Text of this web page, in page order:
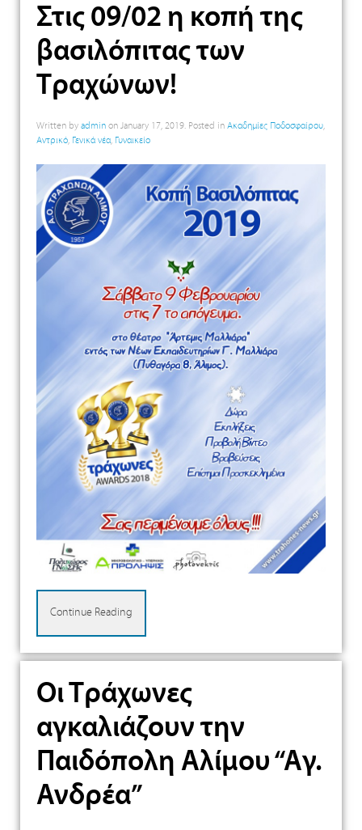
Στις 09/02 η κοπή της
βασιλόπιτας των
Τραχώνων!
Written by admin on January 17, 2019. Posted in Ακαδημίες Ποδοσφαίρου,
Αντρικό, Γενικά νέα, Γυναικείο
Continue Reading
Οι Τράχωνες
αγκαλιάζουν την
Παιδόπολη Αλίμου “Αγ.
Ανδρέα”